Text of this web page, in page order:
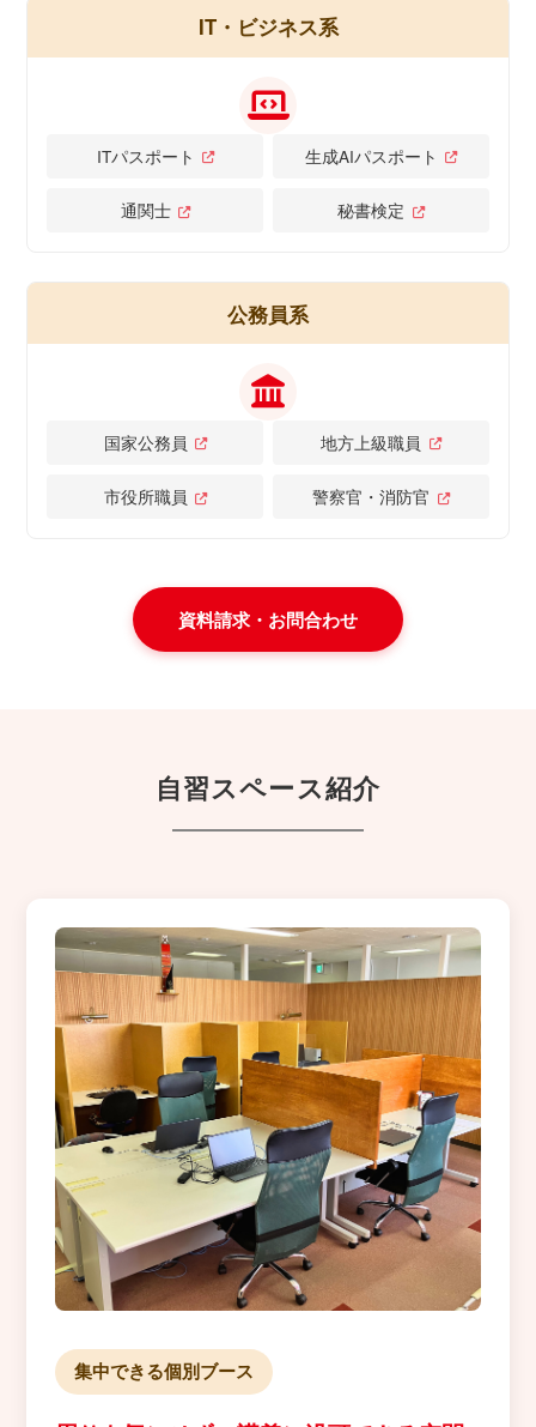
IT・ビジネス系
ITパスポート 生成AIパスポート
通関士 秘書検定
公務員系
国家公務員 地方上級職員
市役所職員 警察官・消防官
資料請求・お問合わせ
自習スペース紹介
集中できる個別ブース